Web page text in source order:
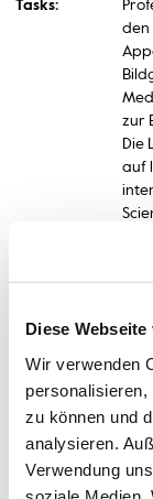
Diese
Wir verwenden
zu können und
analysieren.
Verwendung
Tasks:
den
zur
Die
auf
Termin vereinbaren
Phone No.: